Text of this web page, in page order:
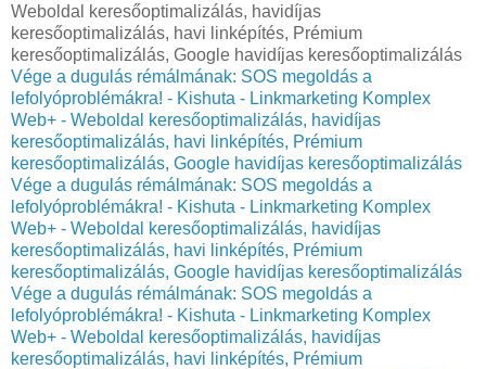
Weboldal keresőoptimalizálás, havidíjas
keresőoptimalizálás, havi linképítés, Prémium
keresőoptimalizálás, Google havidíjas keresőoptimalizálás
Vége a dugulás rémálmának: SOS megoldás a
lefolyóproblémákra! - Kishuta - Linkmarketing Komplex
Web+ - Weboldal keresőoptimalizálás, havidíjas
keresőoptimalizálás, havi linképítés, Prémium
keresőoptimalizálás, Google havidíjas keresőoptimalizálás
Vége a dugulás rémálmának: SOS megoldás a
lefolyóproblémákra! - Kishuta - Linkmarketing Komplex
Web+ - Weboldal keresőoptimalizálás, havidíjas
keresőoptimalizálás, havi linképítés, Prémium
keresőoptimalizálás, Google havidíjas keresőoptimalizálás
Vége a dugulás rémálmának: SOS megoldás a
lefolyóproblémákra! - Kishuta - Linkmarketing Komplex
Web+ - Weboldal keresőoptimalizálás, havidíjas
keresőoptimalizálás, havi linképítés, Prémium